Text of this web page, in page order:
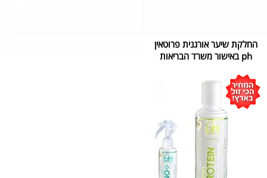
החלקת שיער אורגנית פרוטאין
ph באישור משרד הבריאות